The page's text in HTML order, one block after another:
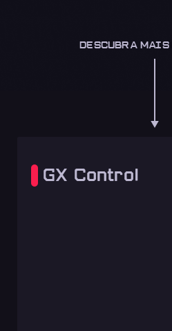
DESCUBRA MAIS
GX Control